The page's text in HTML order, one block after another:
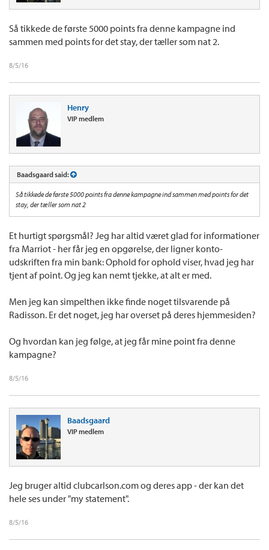
Så tikkede de første 5000 points fra denne kampagne ind
sammen med points for det stay, der tæller som nat 2.
8/5/16
Henry
VIP medlem
Baadsgaard said:
Så tikkede de første 5000 points fra denne kampagne ind sammen med points for det
stay, der tæller som nat 2
Et hurtigt spørgsmål? Jeg har altid været glad for informationer
fra Marriot - her får jeg en opgørelse, der ligner konto-
udskriften fra min bank: Ophold for ophold viser, hvad jeg har
tjent af point. Og jeg kan nemt tjekke, at alt er med.
Men jeg kan simpelthen ikke finde noget tilsvarende på
Radisson. Er det noget, jeg har overset på deres hjemmesiden?
Og hvordan kan jeg følge, at jeg får mine point fra denne
kampagne?
8/5/16
Baadsgaard
VIP medlem
Jeg bruger altid clubcarlson.com og deres app - der kan det
hele ses under "my statement".
8/5/16